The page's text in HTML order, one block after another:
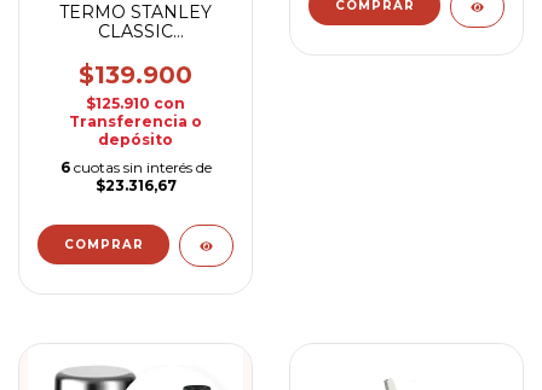
TERMO STANLEY
CLASSIC
$139.900
$125.910 con
Transferencia o
depósito
6 cuotas sin interés de
$23.316,67